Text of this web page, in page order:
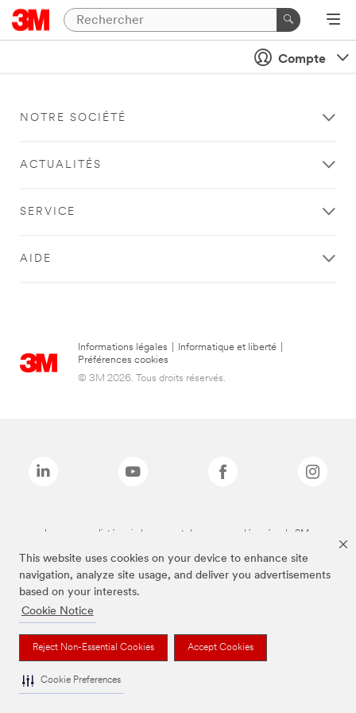
This website uses cookies on your device to enhance site
navigation, analyze site usage, and deliver you advertisements
based on your interests.
Cookie Notice
Reject Non-Essential Cookies Accept Cookies
Cookie Preferences
Compte
NOTRE SOCIÉTÉ
ACTUALITÉS
SERVICE
AIDE
Informations légales Informatique et liberté
Préférences cookies
© 3M 2026. Tous droits réservés.
Les marques listées ci-dessus sont des marques déposées de 3M.